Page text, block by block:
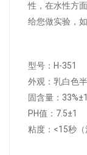
性，在水性方
给您做实验，
型号：H-351
外观：乳白色
固含量：33%±1
PH值：7.5±1
粘度：<15秒（